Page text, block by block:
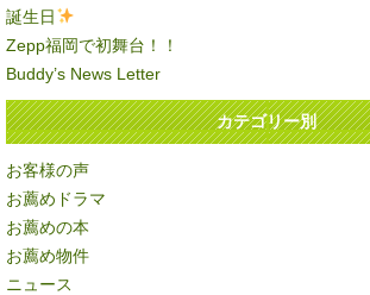
誕生日
Zepp福岡で初舞台！！
Buddy’s News Letter
カテゴリー別
お客様の声
お薦めドラマ
お薦めの本
お薦め物件
ニュース